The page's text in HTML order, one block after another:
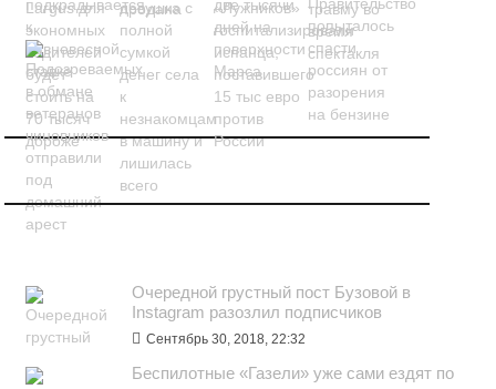
Очередной грустный пост Бузовой в
Instagram разозлил подписчиков
Сентябрь 30, 2018, 22:32
Беспилотные «Газели» уже сами ездят по